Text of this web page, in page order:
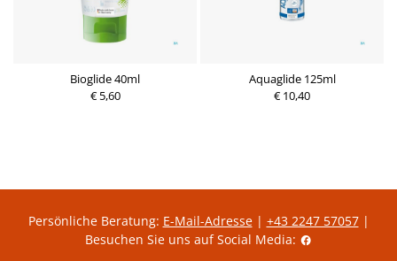
Bioglide 40ml
€ 5,60
Aquaglide 125ml
€ 10,40
Persönliche Beratung: E-Mail-Adresse| +43 2247 57057|
Besuchen Sie uns auf Social Media: